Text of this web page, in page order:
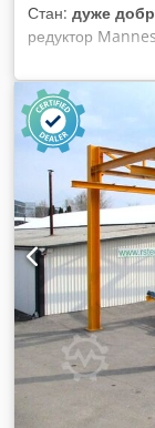
Стан: дуже
редуктор
трифазним
повністю
Зовнішній стан
Примітки:
обрізано – це
встановлення
двигуна є
пристрою.
Mannesmann
145-1 Модель
1,1 кВт
гальма: 180 В
Швидкість
швидкість:
Гальмівний
Клас ізоляції: F